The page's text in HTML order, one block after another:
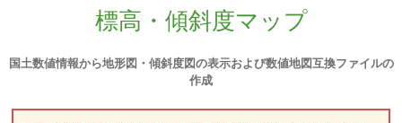
標高・傾斜度マップ
国土数値情報から地形図・傾斜度図の表示および数値地図互換ファイルの
作成